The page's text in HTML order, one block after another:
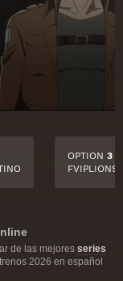
OPTION 3
FVIPLIONS
de las mejores series
2026 en español